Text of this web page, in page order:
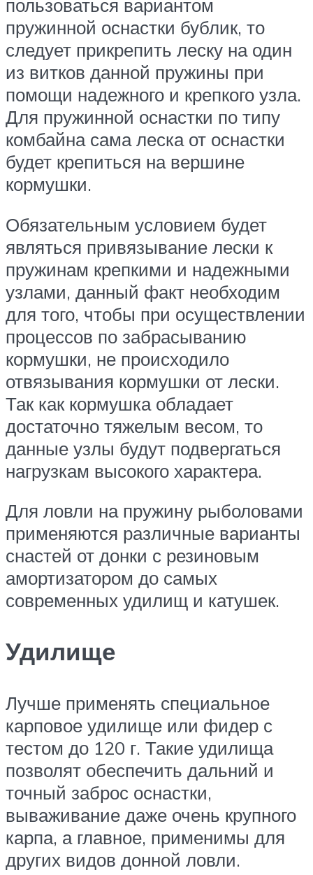
пользоваться вариантом
пружинной оснастки бублик, то
следует прикрепить леску на один
из витков данной пружины при
помощи надежного и крепкого узла.
Для пружинной оснастки по типу
комбайна сама леска от оснастки
будет крепиться на вершине
кормушки.
Обязательным условием будет
являться привязывание лески к
пружинам крепкими и надежными
узлами, данный факт необходим
для того, чтобы при осуществлении
процессов по забрасыванию
кормушки, не происходило
отвязывания кормушки от лески.
Так как кормушка обладает
достаточно тяжелым весом, то
данные узлы будут подвергаться
нагрузкам высокого характера.
Для ловли на пружину рыболовами
применяются различные варианты
снастей от донки с резиновым
амортизатором до самых
современных удилищ и катушек.
Удилище
Лучше применять специальное
карповое удилище или фидер с
тестом до 120 г. Такие удилища
позволят обеспечить дальний и
точный заброс оснастки,
вываживание даже очень крупного
карпа, а главное, применимы для
других видов донной ловли.